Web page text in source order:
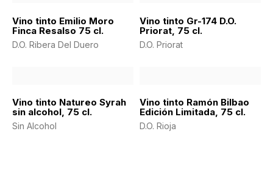
Vino tinto Emilio Moro
Finca Resalso 75 cl.
D.O. Ribera Del Duero
Vino tinto Gr-174 D.O.
Priorat, 75 cl.
D.O. Priorat
Vino tinto Natureo Syrah
sin alcohol, 75 cl.
Sin Alcohol
Vino tinto Ramón Bilbao
Edición Limitada, 75 cl.
D.O. Rioja